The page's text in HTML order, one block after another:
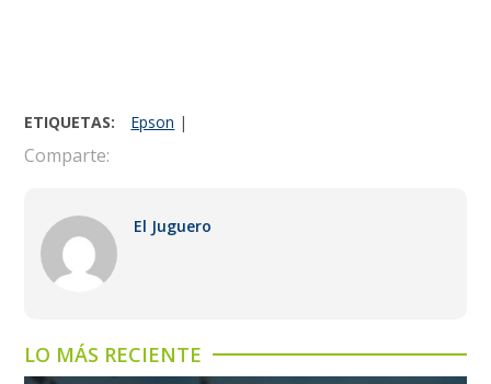
ETIQUETAS: Epson |
Comparte:
El Juguero
LO MÁS RECIENTE